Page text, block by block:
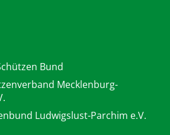
Bund
Mecklenburg-
Ludwigslust-Parchim e.V.